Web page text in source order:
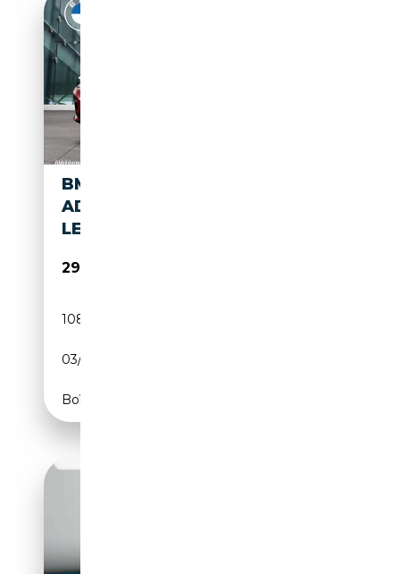
BMW X4 XDRIVE30D
ADVANTAGE HEAD-UP HIFI
LED WLAN
29 990€
108 200 km
03/2019
Boîte automatique